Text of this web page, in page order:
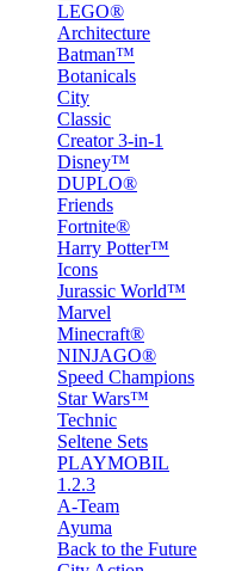
LEGO®
Architecture
Batman™
Botanicals
City
Classic
Creator 3-in-1
Disney™
DUPLO®
Friends
Fortnite®
Harry Potter™
Icons
Jurassic World™
Marvel
Minecraft®
NINJAGO®
Speed Champions
Star Wars™
Technic
Seltene Sets
PLAYMOBIL
1.2.3
A-Team
Ayuma
Back to the Future